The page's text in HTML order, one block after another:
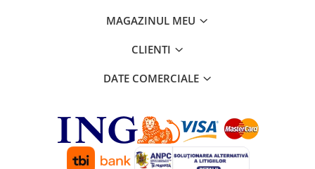
MAGAZINUL MEU
CLIENTI
DATE COMERCIALE